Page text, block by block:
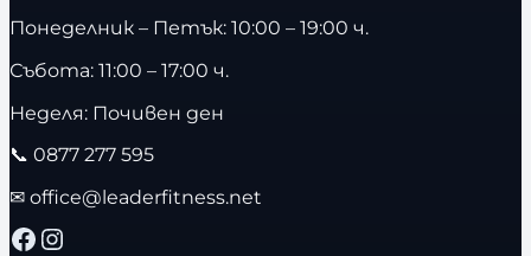
Понеделник – Петък: 10:00 – 19:00 ч.
Събота: 11:00 – 17:00 ч.
Неделя: Почивен ден
📞 0877 277 595
✉ office@leaderfitness.net
Facebook Instagram